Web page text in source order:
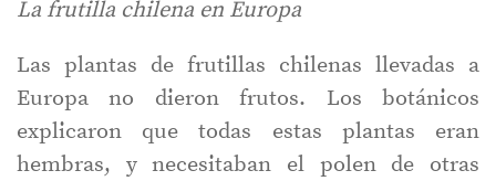
La frutilla chilena en Europa
Las plantas de frutillas chilenas llevadas a
Europa no dieron frutos. Los botánicos
explicaron que todas estas plantas eran
hembras, y necesitaban el polen de otras